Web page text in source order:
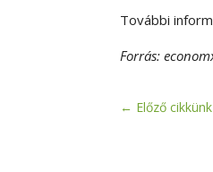
További
Forrás:
← Előző cikkünk